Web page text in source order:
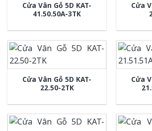
Cửa Vân Gỗ 5D KAT-
41.50.50A-3TK
Cửa
Cửa Vân Gỗ 5D KAT-
22.50-2TK
Cửa